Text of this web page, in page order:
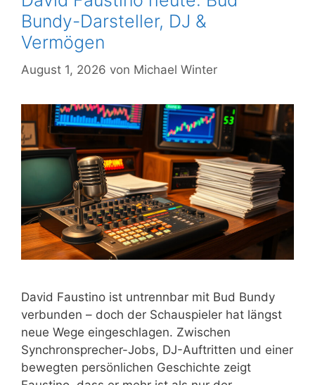
Bundy-Darsteller, DJ &
Vermögen
August 1, 2026 von Michael Winter
David Faustino ist untrennbar mit Bud Bundy
verbunden – doch der Schauspieler hat längst
neue Wege eingeschlagen. Zwischen
Synchronsprecher-Jobs, DJ-Auftritten und einer
bewegten persönlichen Geschichte zeigt